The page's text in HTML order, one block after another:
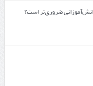
ضروری‌تر است؟